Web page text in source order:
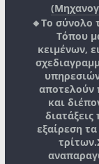
🔸Το σύνολο
Τόπου
κειμένων,
αποτελούν
και
εξαίρεση
τρίτων.